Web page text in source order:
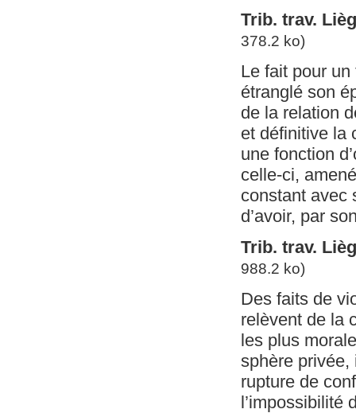
Trib. trav.
378.2 ko)
Le fait pour
étranglé son
de la relation
et définitive la
une fonction
celle-ci,
constant avec
d’avoir, par
Trib. trav.
988.2 ko)
Des faits de
relèvent de la
les plus
sphère privée,
rupture de
l’impossibilité